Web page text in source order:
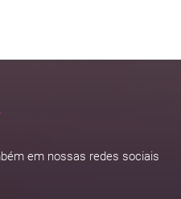
em nossas redes sociais